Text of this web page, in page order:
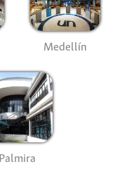
Medellín
Palmira